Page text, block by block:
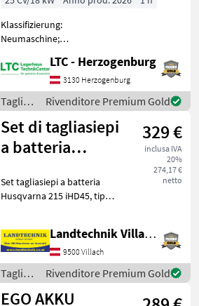
Klassifizierung:
Neumaschine;
Reifentyp: Pneumatische
Art; Reifengröße: 26x12.00
-12; Differenzialsperre: Ja;
Weitere
Maschinenmerkmale: Zum
Ver
LTC - Herzogenburg
3130 Herzogenburg
Tagliaerba
e
macchine
da
giardinaggio
Deere
Rivenditore Premium Gold
Set di tagliasiepi
a batteria
iHD45
329 €
inclusa IVA
20%
274,17 €
netto
Set tagliasiepi a batteria
Husqvarna 215 iHD45, tipo
peso: 3, 2 kg, dotazione:
pannello di controllo
digitale, modalità s
Landtechnik Villach GmbH
9500 Villach
Tagliaerba
e
macchine
Rivenditore Premium Gold
EGO AKKU